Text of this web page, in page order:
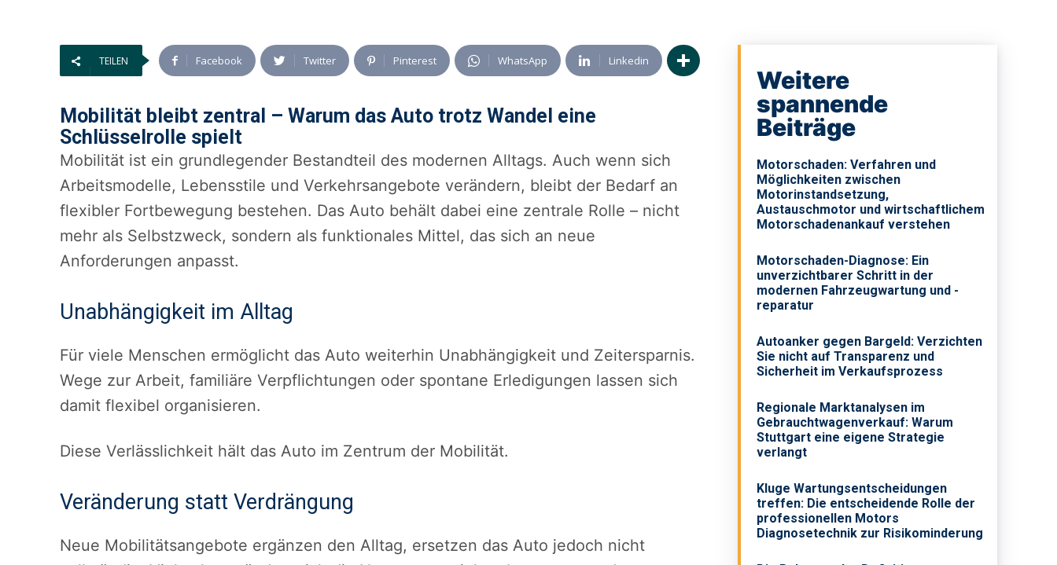
TEILEN Facebook Twitter Pinterest WhatsApp Linkedin
Mobilität bleibt zentral – Warum das Auto trotz Wandel eine
Schlüsselrolle spielt
Mobilität ist ein grundlegender Bestandteil des modernen Alltags. Auch wenn sich
Arbeitsmodelle, Lebensstile und Verkehrsangebote verändern, bleibt der Bedarf an
flexibler Fortbewegung bestehen. Das Auto behält dabei eine zentrale Rolle – nicht
mehr als Selbstzweck, sondern als funktionales Mittel, das sich an neue
Anforderungen anpasst.
Unabhängigkeit im Alltag
Für viele Menschen ermöglicht das Auto weiterhin Unabhängigkeit und Zeitersparnis.
Wege zur Arbeit, familiäre Verpflichtungen oder spontane Erledigungen lassen sich
damit flexibel organisieren.
Diese Verlässlichkeit hält das Auto im Zentrum der Mobilität.
Veränderung statt Verdrängung
Neue Mobilitätsangebote ergänzen den Alltag, ersetzen das Auto jedoch nicht
Weitere
spannende
Beiträge
Motorschaden: Verfahren und
Möglichkeiten zwischen
Motorinstandsetzung,
Austauschmotor und wirtschaftlichem
Motorschadenankauf verstehen
Motorschaden-Diagnose: Ein
unverzichtbarer Schritt in der
modernen Fahrzeugwartung und -
reparatur
Autoanker gegen Bargeld: Verzichten
Sie nicht auf Transparenz und
Sicherheit im Verkaufsprozess
Regionale Marktanalysen im
Gebrauchtwagenverkauf: Warum
Stuttgart eine eigene Strategie
verlangt
Kluge Wartungsentscheidungen
treffen: Die entscheidende Rolle der
professionellen Motors
Diagnosetechnik zur Risikominderung